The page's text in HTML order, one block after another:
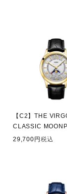
【C2】THE
CLASSIC
29,700
税込